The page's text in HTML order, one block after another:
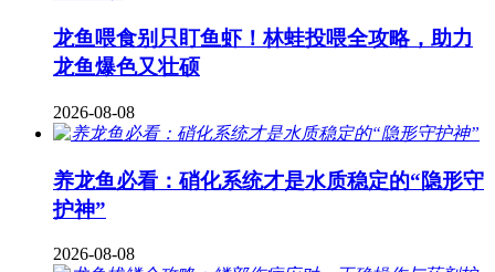
龙鱼喂食别只盯鱼虾！林蛙投喂全攻略，助力
龙鱼爆色又壮硕
2026-08-08
养龙鱼必看：硝化系统才是水质稳定的“隐形守
护神”
2026-08-08